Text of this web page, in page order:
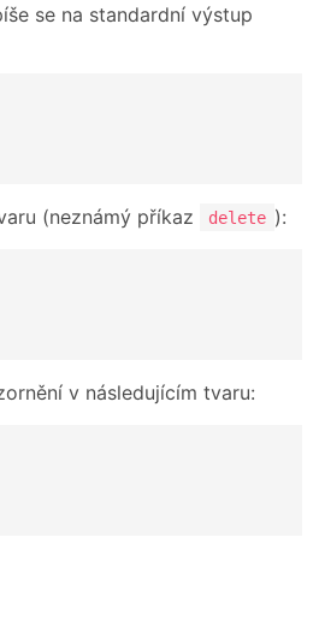
se na standardní výstup
(neznámý příkaz delete ):
v následujícím tvaru: